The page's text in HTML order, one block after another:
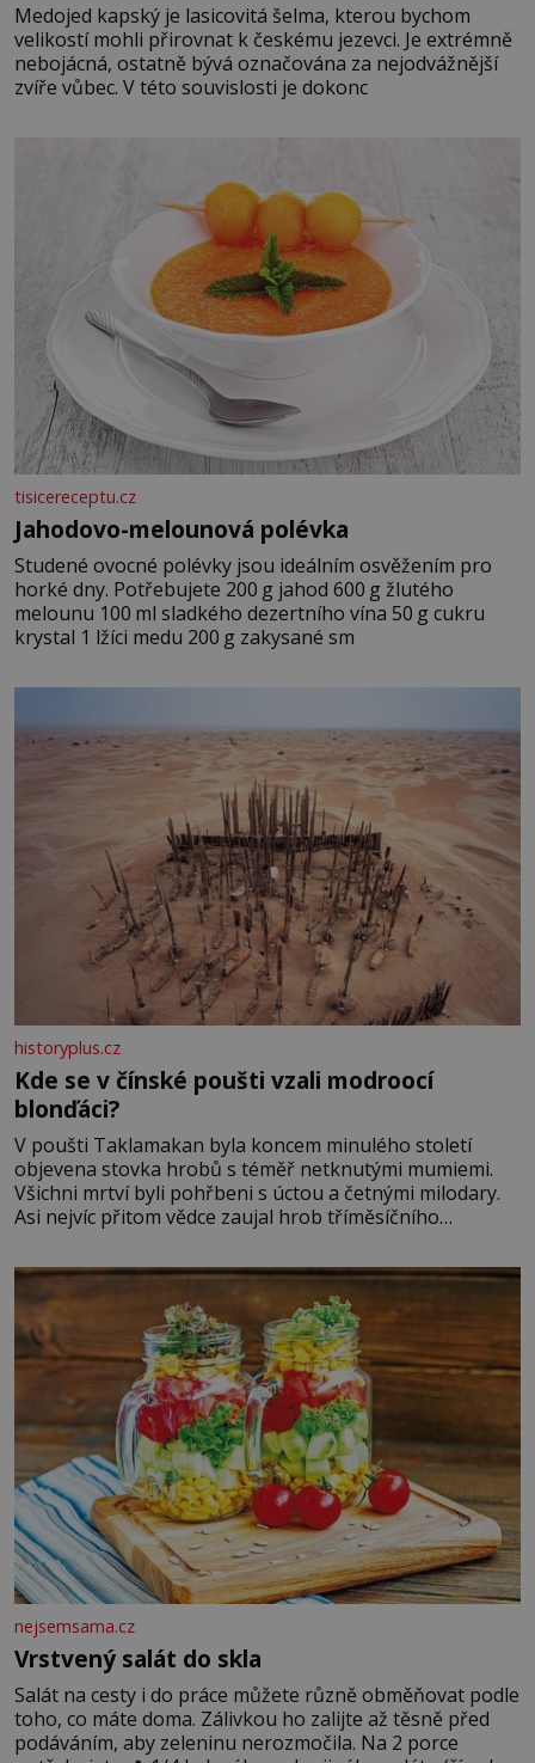
Medojed kapský je lasicovitá šelma, kterou bychom
velikostí mohli přirovnat k českému jezevci. Je extrémně
nebojácná, ostatně bývá označována za nejodvážnější
zvíře vůbec. V této souvislosti je dokonc
tisicereceptu.cz
Jahodovo-melounová polévka
Studené ovocné polévky jsou ideálním osvěžením pro
horké dny. Potřebujete 200 g jahod 600 g žlutého
melounu 100 ml sladkého dezertního vína 50 g cukru
krystal 1 lžíci medu 200 g zakysané sm
historyplus.cz
Kde se v čínské poušti vzali modroocí
blonďáci?
V poušti Taklamakan byla koncem minulého století
objevena stovka hrobů s téměř netknutými mumiemi.
Všichni mrtví byli pohřbeni s úctou a četnými milodary.
Asi nejvíc přitom vědce zaujal hrob tříměsíčního
blonďaté vlásky. Fakt, že jsou těla dávných lidí nesmírně
dobře zachovalá, přičítají odborníci zdejším klimatickým
podmínkám. Sucho, prosolené písky a extrémně
nejsemsama.cz
Vrstvený salát do skla
Salát na cesty i do práce můžete různě obměňovat podle
toho, co máte doma. Zálivkou ho zalijte až těsně před
podáváním, aby zeleninu nerozmočila. Na 2 porce